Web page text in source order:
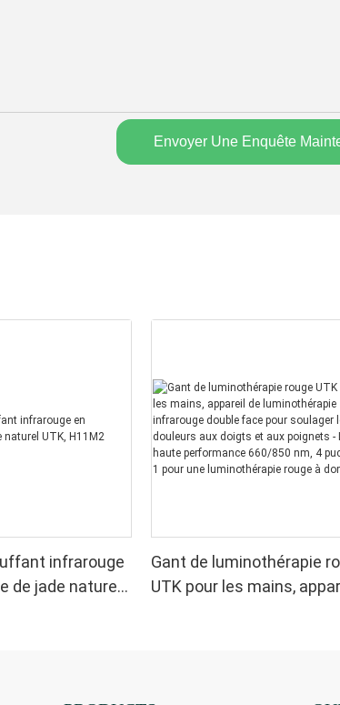
Envoyer Une Enquête
infrarouge
de jade naturel
Gant de luminothérapie
UTK pour les mains,